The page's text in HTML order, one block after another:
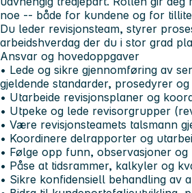
noe -- både for kundene og for
Du leder revisjonsteam, styrer
arbeidshverdag der du i stor grad
Ansvar og hovedoppgaver
• Lede og sikre gjennomføring av
gjeldende standarder, prosedyrer
• Utarbeide revisjonsplaner og
• Utpeke og lede revisorgrupper
• Være revisjonsteamets talsmann
• Koordinere delrapporter og
• Følge opp funn, observasjoner
• Påse at tidsrammer, kalkyler og
• Sikre konfidensiell behandling av